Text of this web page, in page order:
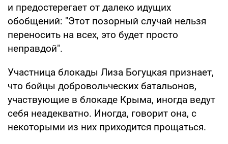
и предостерегает от далеко идущих
обобщений: "Этот позорный случай нельзя
переносить на всех, это будет просто
неправдой".
Участница блокады Лиза Богуцкая признает,
что бойцы добровольческих батальонов,
участвующие в блокаде Крыма, иногда ведут
себя неадекватно. Иногда, говорит она, с
некоторыми из них приходится прощаться.